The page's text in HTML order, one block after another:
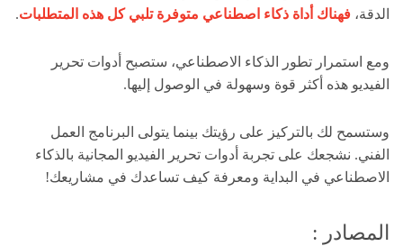
الدقة، فهناك أداة ذكاء اصطناعي متوفرة تلبي كل هذه المتطلبات.
ومع استمرار تطور الذكاء الاصطناعي، ستصبح أدوات تحرير
الفيديو هذه أكثر قوة وسهولة في الوصول إليها.
وستسمح لك بالتركيز على رؤيتك بينما يتولى البرنامج العمل
الفني. نشجعك على تجربة أدوات تحرير الفيديو المجانية بالذكاء
الاصطناعي في البداية ومعرفة كيف تساعدك في مشاريعك!
المصادر :